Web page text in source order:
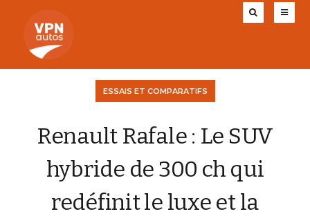
ESSAIS ET COMPARATIFS
Renault Rafale : Le SUV
hybride de 300 ch qui
redéfinit le luxe et la